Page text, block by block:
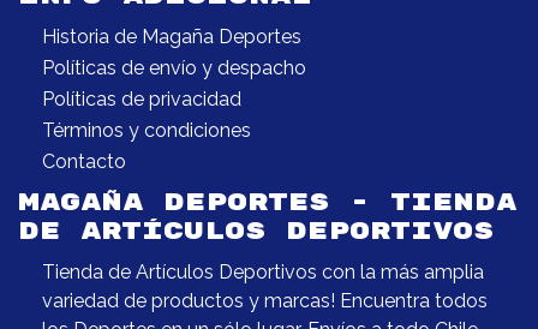
Historia de Magaña Deportes
Políticas de envío y despacho
Políticas de privacidad
Términos y condiciones
Contacto
MAGAÑA DEPORTES - TIENDA
DE ARTÍCULOS DEPORTIVOS
Tienda de Artículos Deportivos con la más amplia
variedad de productos y marcas! Encuentra todos